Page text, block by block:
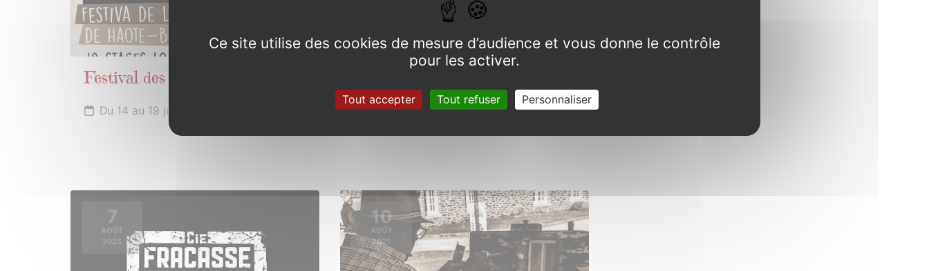
Festival des assembllées galèzes
Du 14 au 19 juillet 2025
Samedi 26 juillet 2025 de 18h00 à
7
AOÛT
2025
10
AOÛT
2025
Ce site utilise des cookies de mesure d’audience et vous donne le contrôle
pour les activer.
Tout accepter Tout refuser Personnaliser